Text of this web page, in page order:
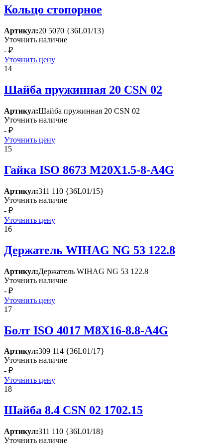
Кольцо стопорное
Артикул:20 5070 {36L01/13}
Уточнить наличие
- ₽
Уточнить цену
14
Шайба пружинная 20 СSN 02
Артикул:Шайба пружинная 20 СSN 02
Уточнить наличие
- ₽
Уточнить цену
15
Гайка ISО 8673 М20Х1.5-8-А4G
Артикул:311 110 {36L01/15}
Уточнить наличие
- ₽
Уточнить цену
16
Держатель WIНАG NG 53 122.8
Артикул:Держатель WIНАG NG 53 122.8
Уточнить наличие
- ₽
Уточнить цену
17
Болт ISО 4017 М8Х16-8.8-А4G
Артикул:309 114 {36L01/17}
Уточнить наличие
- ₽
Уточнить цену
18
Шайба 8.4 СSN 02 1702.15
Артикул:311 110 {36L01/18}
Уточнить наличие